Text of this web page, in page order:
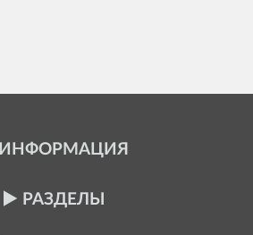
ИНФОРМАЦИЯ
РАЗДЕЛЫ